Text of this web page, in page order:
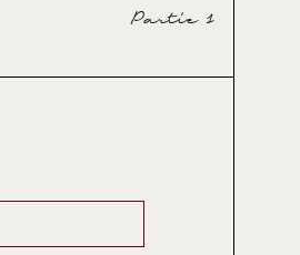
Partie 1